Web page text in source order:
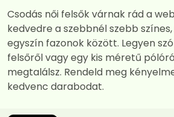
Csodás női felsők várnak rád a
kedvedre a szebbnél szebb
egyszín fazonok között. Legyen
felsőről vagy egy kis méretű
megtalálsz. Rendeld meg
kedvenc darabodat.